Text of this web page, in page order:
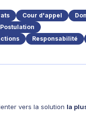
Cour d'appel
Postulation
Responsabilité
vers la solution la